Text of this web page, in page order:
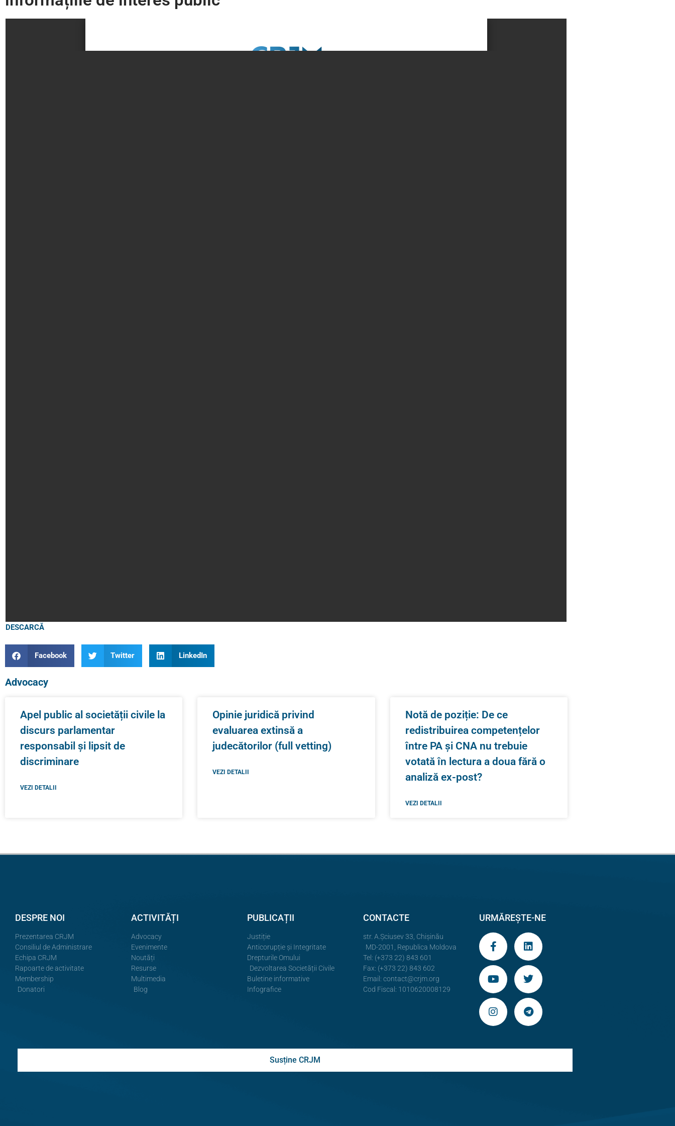
DESCARCĂ
Facebook Twitter LinkedIn
Advocacy
Apel public al societății civile la
discurs parlamentar
responsabil și lipsit de
discriminare
VEZI DETALII
Opinie juridică privind
evaluarea extinsă a
judecătorilor (full vetting)
VEZI DETALII
Notă de poziție: De ce
redistribuirea competențelor
între PA și CNA nu trebuie
votată în lectura a doua fără o
analiză ex-post?
VEZI DETALII
DESPRE NOI
Prezentarea CRJM
Consiliul de Administrare
Echipa CRJM
Rapoarte de activitate
Membership
Donatori
ACTIVITĂȚI
Advocacy
Evenimente
Noutăți
Resurse
Multimedia
Blog
PUBLICAȚII
Justiție
Anticorupție și Integritate
Drepturile Omului
Dezvoltarea Societății Civile
Buletine informative
Infografice
CONTACTE
str. A.Şciusev 33, Chișinău
MD-2001, Republica Moldova
Tel: (+373 22) 843 601
Fax: (+373 22) 843 602
Email: contact@crjm.org
Cod Fiscal: 1010620008129
URMĂREȘTE-NE
Susține CRJM